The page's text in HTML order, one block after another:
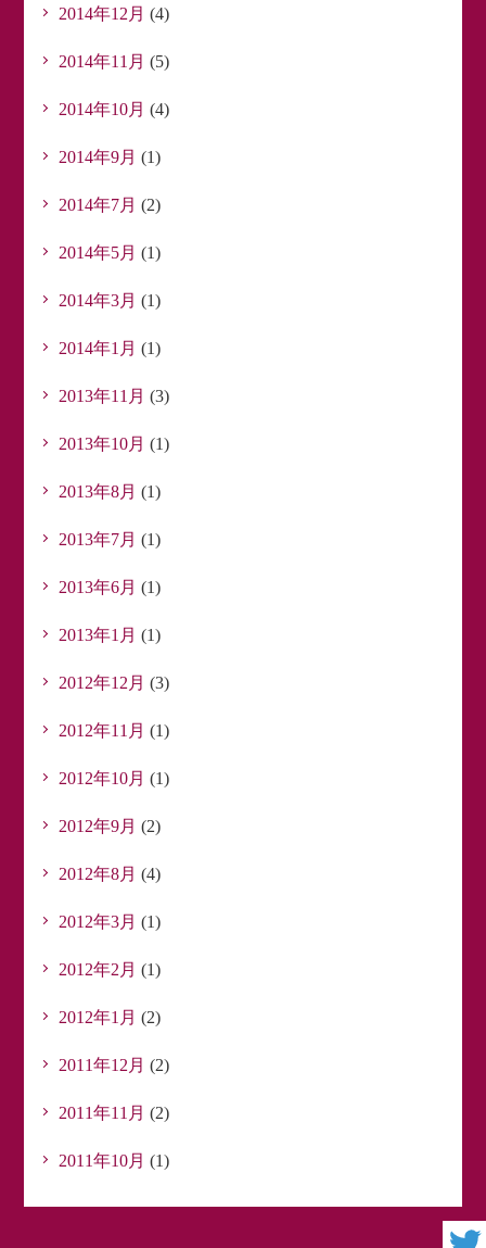
2014年12月 (4)
2014年11月 (5)
2014年10月 (4)
2014年9月 (1)
2014年7月 (2)
2014年5月 (1)
2014年3月 (1)
2014年1月 (1)
2013年11月 (3)
2013年10月 (1)
2013年8月 (1)
2013年7月 (1)
2013年6月 (1)
2013年1月 (1)
2012年12月 (3)
2012年11月 (1)
2012年10月 (1)
2012年9月 (2)
2012年8月 (4)
2012年3月 (1)
2012年2月 (1)
2012年1月 (2)
2011年12月 (2)
2011年11月 (2)
2011年10月 (1)